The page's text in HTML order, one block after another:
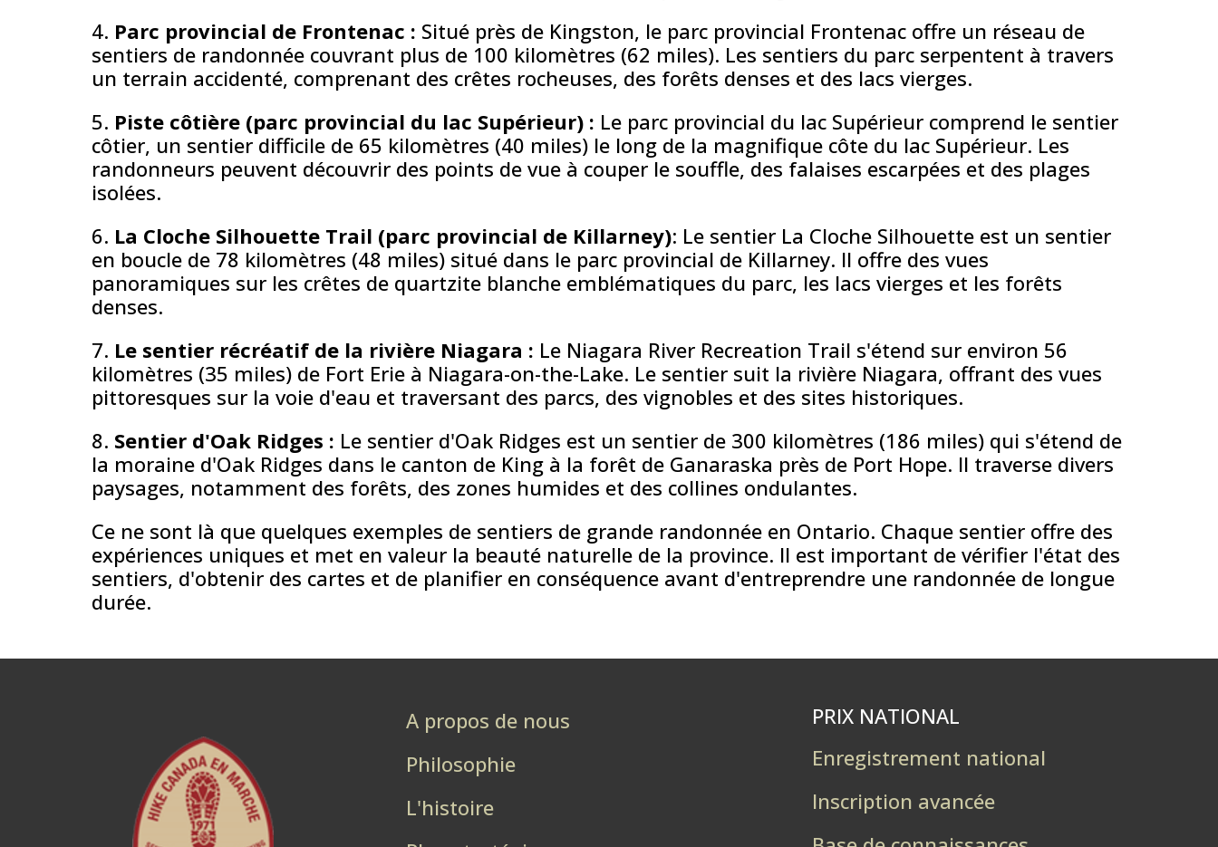
4. Parc provincial de Frontenac : Situé près de Kingston, le parc provincial Frontenac offre un réseau de
sentiers de randonnée couvrant plus de 100 kilomètres (62 miles). Les sentiers du parc serpentent à travers
un terrain accidenté, comprenant des crêtes rocheuses, des forêts denses et des lacs vierges.
5. Piste côtière (parc provincial du lac Supérieur) : Le parc provincial du lac Supérieur comprend le sentier
côtier, un sentier difficile de 65 kilomètres (40 miles) le long de la magnifique côte du lac Supérieur. Les
randonneurs peuvent découvrir des points de vue à couper le souffle, des falaises escarpées et des plages
isolées.
6. La Cloche Silhouette Trail (parc provincial de Killarney): Le sentier La Cloche Silhouette est un sentier
en boucle de 78 kilomètres (48 miles) situé dans le parc provincial de Killarney. Il offre des vues
panoramiques sur les crêtes de quartzite blanche emblématiques du parc, les lacs vierges et les forêts
denses.
7. Le sentier récréatif de la rivière Niagara : Le Niagara River Recreation Trail s'étend sur environ 56
kilomètres (35 miles) de Fort Erie à Niagara-on-the-Lake. Le sentier suit la rivière Niagara, offrant des vues
pittoresques sur la voie d'eau et traversant des parcs, des vignobles et des sites historiques.
8. Sentier d'Oak Ridges : Le sentier d'Oak Ridges est un sentier de 300 kilomètres (186 miles) qui s'étend de
la moraine d'Oak Ridges dans le canton de King à la forêt de Ganaraska près de Port Hope. Il traverse divers
paysages, notamment des forêts, des zones humides et des collines ondulantes.
Ce ne sont là que quelques exemples de sentiers de grande randonnée en Ontario. Chaque sentier offre des
expériences uniques et met en valeur la beauté naturelle de la province. Il est important de vérifier l'état des
sentiers, d'obtenir des cartes et de planifier en conséquence avant d'entreprendre une randonnée de longue
durée.
A propos de nous
Philosophie
L'histoire
PRIX NATIONAL
Enregistrement national
Inscription avancée